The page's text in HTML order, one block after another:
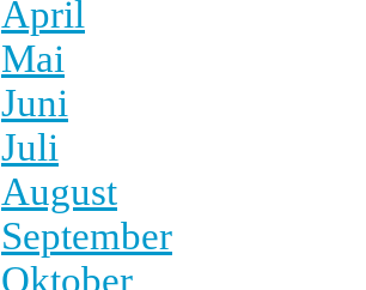
April
Mai
Juni
Juli
August
September
Oktober